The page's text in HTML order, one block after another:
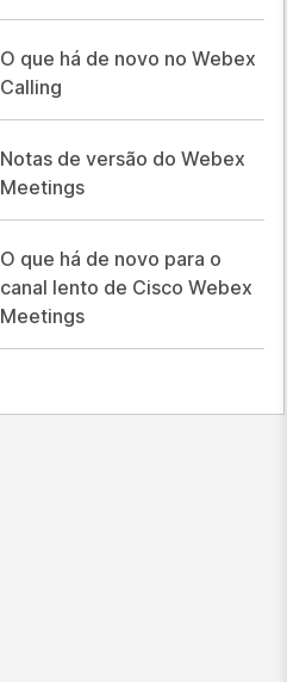
O que há de novo no Webex
Calling
Notas de versão do Webex
Meetings
O que há de novo para o
canal lento de Cisco Webex
Meetings